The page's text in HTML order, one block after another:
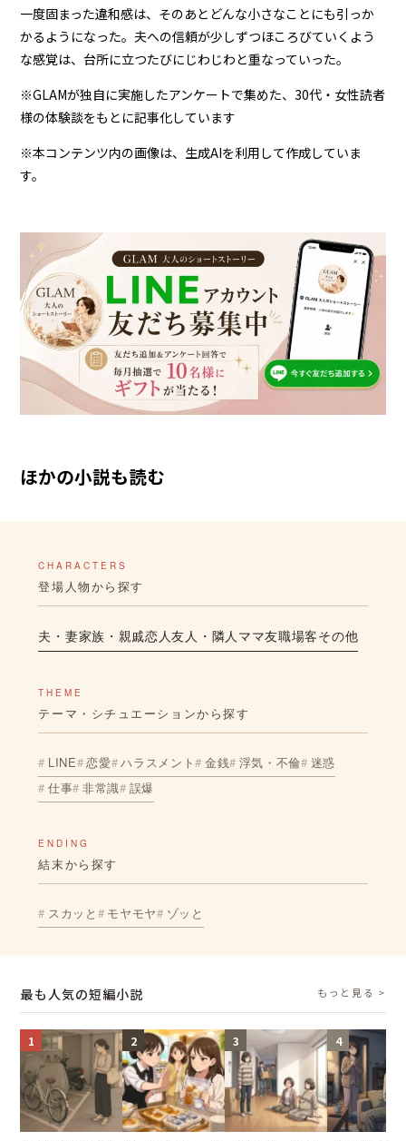
一度固まった違和感は、そのあとどんな小さなことにも引っか
かるようになった。夫への信頼が少しずつほころびていくよう
な感覚は、台所に立つたびにじわじわと重なっていった。
※GLAMが独自に実施したアンケートで集めた、30代・女性読者
様の体験談をもとに記事化しています
※本コンテンツ内の画像は、生成AIを利用して作成していま
す。
ほかの小説も読む
CHARACTERS
登場人物から探す
夫・妻家族・親戚恋人友人・隣人 ママ友職場客その他
THEME
テーマ・シチュエーションから探す
LINE 恋愛 ハラスメント 金銭 浮気・不倫 迷惑
仕事 非常識 誤爆
ENDING
結末から探す
スカッと モヤモヤ ゾッと
最も人気の短編小説 もっと見る >
1 2 3 4